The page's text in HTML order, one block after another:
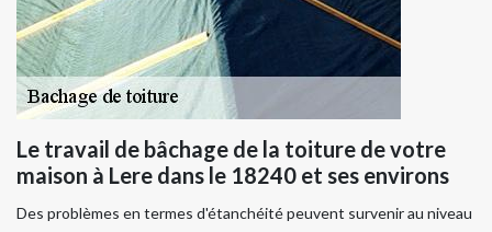
Le travail de bâchage de la toiture de votre
maison à Lere dans le 18240 et ses environs
Des problèmes en termes d'étanchéité peuvent survenir au niveau